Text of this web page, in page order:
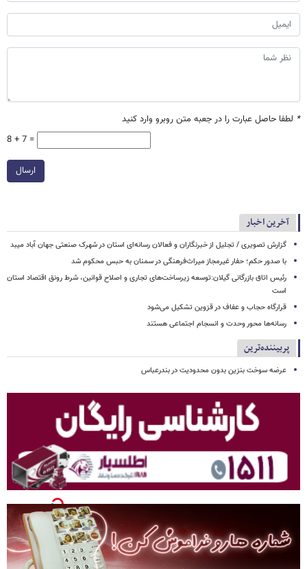
* لطفا حاصل عبارت را در جعبه متن روبرو وارد کنید
8 + 7 =
ارسال
آخرین اخبار
گزارش تصویری / تجلیل از خبرنگاران و فعالان رسانه‌ای استان در شهرک صنعتی جهان آباد میبد
با صدور حکم؛ حفار غیرمجاز میراث‌فرهنگی در سمنان به حبس محکوم شد
رئیس اتاق بازرگانی گیلان:توسعه زیرساخت‌های تجاری و اصلاح قوانین، شرط رونق اقتصاد استان
است
قرارگاه حجاب و عفاف در قزوین تشکیل می‌شود
رسانه‌ها محور وحدت و انسجام اجتماعی هستند
پربیننده‌ترین
عرضه سوخت بنزین بدون محدودیت در بندرعباس